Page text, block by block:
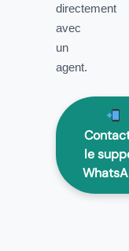
directement
avec
un
agent.
le